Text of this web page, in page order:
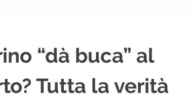
“dà buca” al
Tutta la verità